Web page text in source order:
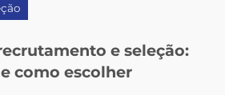
e seleção:
como escolher